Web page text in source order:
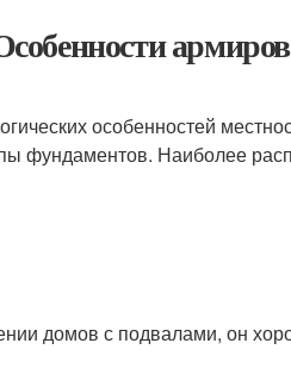
особенностей
фундаментов. Наиболее
домов с подвалами, он